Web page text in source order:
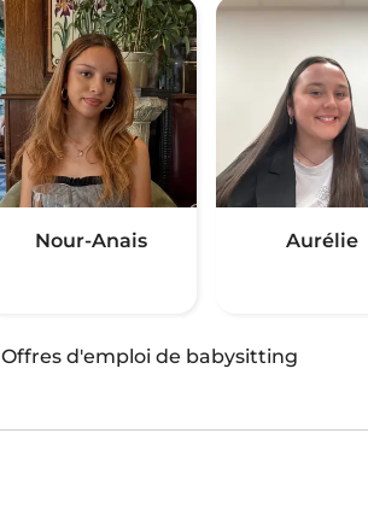
Nour-Anais Aurélie
Offres d'emploi de babysitting